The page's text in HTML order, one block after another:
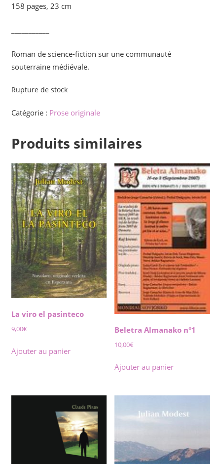
158 pages, 23 cm
Roman de science-fiction sur une communauté
souterraine médiévale.
Rupture de stock
Catégorie : Prose originale
Produits similaires
La viro el pasinteco
9,00€
Ajouter au panier
Beletra Almanako n°1
10,00€
Ajouter au panier